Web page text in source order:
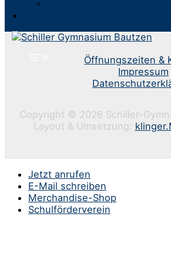
Öffnungszeiten &
Impressum
Copyright © 2026 Schiller-
Layout & Umsetzung:
Jetzt anrufen
E-Mail schreiben
Merchandise-Shop
Schulförderverein